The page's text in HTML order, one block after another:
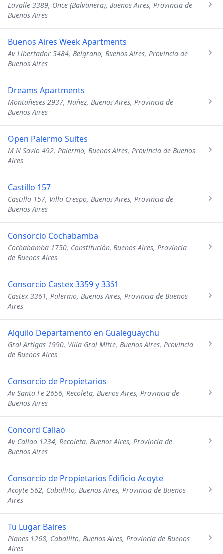
Lavalle 3389, Once (Balvanera), Buenos Aires, Provincia de
Buenos Aires
Buenos Aires Week Apartments
Av Libertador 5484, Belgrano, Buenos Aires, Provincia de
Buenos Aires
Dreams Apartments
Montañeses 2937, Nuñez, Buenos Aires, Provincia de
Buenos Aires
Open Palermo Suites
M N Savio 492, Palermo, Buenos Aires, Provincia de Buenos
Aires
Castillo 157
Castillo 157, Villa Crespo, Buenos Aires, Provincia de
Buenos Aires
Consorcio Cochabamba
Cochabamba 1750, Constitución, Buenos Aires, Provincia
de Buenos Aires
Consorcio Castex 3359 y 3361
Castex 3361, Palermo, Buenos Aires, Provincia de Buenos
Aires
Alquilo Departamento en Gualeguaychu
Gral Artigas 1990, Villa Gral Mitre, Buenos Aires, Provincia
de Buenos Aires
Consorcio de Propietarios
Av Santa Fe 2656, Recoleta, Buenos Aires, Provincia de
Buenos Aires
Concord Callao
Av Callao 1234, Recoleta, Buenos Aires, Provincia de
Buenos Aires
Consorcio de Propietarios Edificio Acoyte
Acoyte 562, Caballito, Buenos Aires, Provincia de Buenos
Aires
Tu Lugar Baires
Planes 1268, Caballito, Buenos Aires, Provincia de Buenos
Aires